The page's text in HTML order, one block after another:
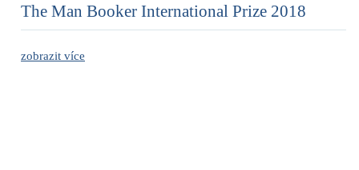
The Man Booker International Prize 2018
zobrazit více